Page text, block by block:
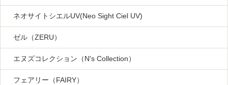
ネオサイトシエルUV(Neo Sight Ciel UV)
ゼル（ZERU）
エヌズコレクション（N's Collection）
フェアリー（FAIRY）